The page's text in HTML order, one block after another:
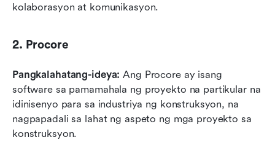
kolaborasyon at komunikasyon.
2. Procore
Pangkalahatang-ideya: Ang Procore ay isang
software sa pamamahala ng proyekto na partikular na
idinisenyo para sa industriya ng konstruksyon, na
nagpapadali sa lahat ng aspeto ng mga proyekto sa
konstruksyon.